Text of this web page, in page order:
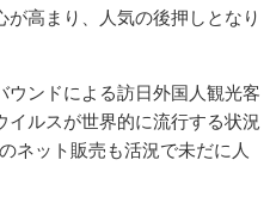
高まり、人気の後押しとなり
ウンドによる訪日外国人観光客
ルスが世界的に流行する状況
ネット販売も活況で未だに人